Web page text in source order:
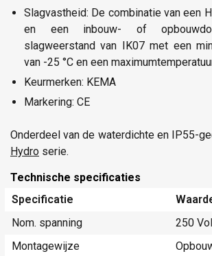
Slagvastheid: De combinatie van een
en een inbouw- of
slagweerstand van IK07 met een
van -25 °C en een
Keurmerken: KEMA
Markering: CE
Onderdeel van de waterdichte en IP55-
Hydro serie.
Technische specificaties
Specificatie
Nom. spanning
250
Montagewijze